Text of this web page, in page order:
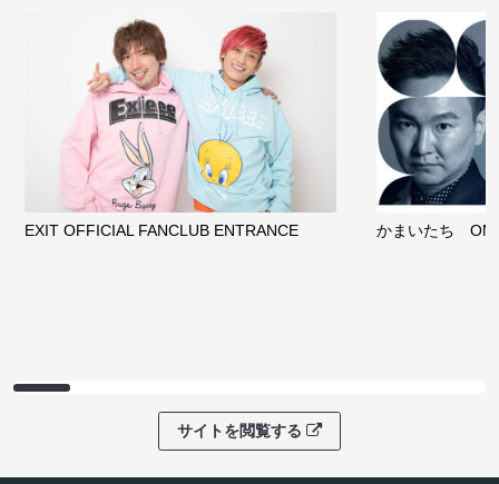
EXIT OFFICIAL FANCLUB ENTRANCE かまいたち
サイトを閲覧する